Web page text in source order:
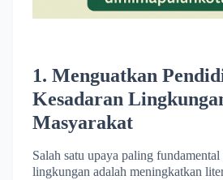
1. Menguatkan
Kesadaran
Masyarakat
Salah satu upaya paling fundamental
lingkungan adalah meningkatkan